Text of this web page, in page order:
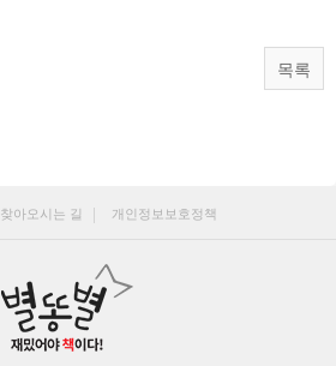
목록
찾아오시는 길 개인정보보호정책